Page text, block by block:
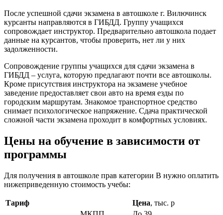
После успешной сдачи экзамена в автошколе г. Вилючинск
курсанты направляются в ГИБДД. Группу учащихся
сопровождает инструктор. Предварительно автошкола подает
данные на курсантов, чтобы проверить, нет ли у них
задолженности.
Сопровождение группы учащихся для сдачи экзамена в
ГИБДД – услуга, которую предлагают почти все автошколы.
Кроме присутствия инструктора на экзамене учебное
заведение предоставляет свои авто на время езды по
городским маршрутам. Знакомое транспортное средство
снимает психологическое напряжение. Сдача практической
сложной части экзамена проходит в комфортных условиях.
Цены на обучение в зависимости от
программы
Для получения в автошколе прав категории В нужно оплатить
нижеприведенную стоимость учебы:
Тариф Цена, тыс. р